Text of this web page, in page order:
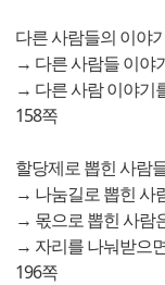
다른 사람들의 이야
→ 다른 사람들 이야
→ 다른 사람 이야기
158쪽
할당제로 뽑힌 사람
→ 나눔길로 뽑힌 사
→ 몫으로 뽑힌 사람
→ 자리를 나눠받으
196쪽